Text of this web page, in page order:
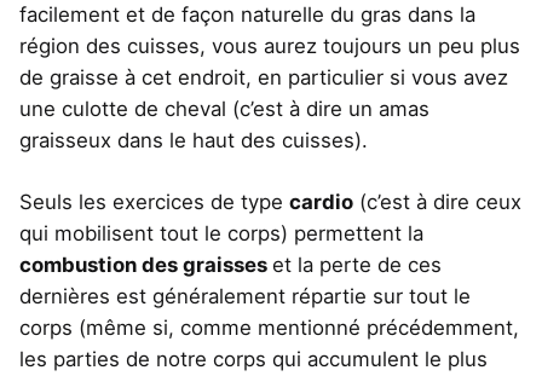
facilement et de façon naturelle du gras dans la
région des cuisses, vous aurez toujours un peu plus
de graisse à cet endroit, en particulier si vous avez
une culotte de cheval (c’est à dire un amas
graisseux dans le haut des cuisses).
Seuls les exercices de type cardio (c’est à dire ceux
qui mobilisent tout le corps) permettent la
combustion des graisses et la perte de ces
dernières est généralement répartie sur tout le
corps (même si, comme mentionné précédemment,
les parties de notre corps qui accumulent le plus